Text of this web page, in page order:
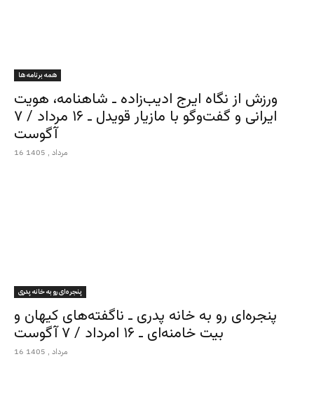
همه برنامه ها
ورزش از نگاه ایرج ادیب‌زاده ـ شاهنامه، هویت
ایرانی و گفت‌وگو با مازیار قویدل ـ ۱۶ مرداد / ۷
آگوست
16 مرداد , 1405
پنجره‌ای رو به خانه پدری
پنجره‌ای رو به خانه پدری ـ ناگفته‌های کیهان و
بیت خامنه‌ای ـ ۱۶ امرداد / ۷ آگوست
16 مرداد , 1405